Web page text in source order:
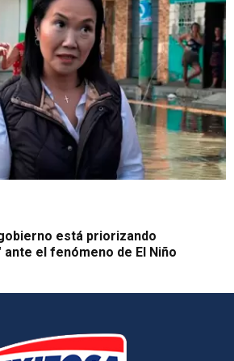
está priorizando
el fenómeno de El Niño